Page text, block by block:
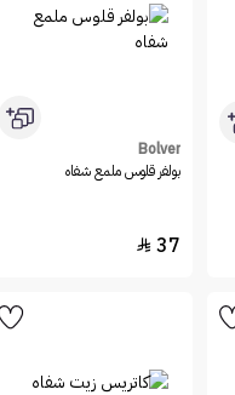
Bolver
بولفر قلوس ملمع شفاه
37
